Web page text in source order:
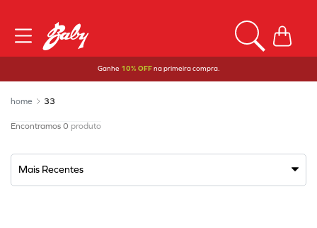
Ganhe 10% OFFna primeira compra.
33
0 produto
Mais Recentes